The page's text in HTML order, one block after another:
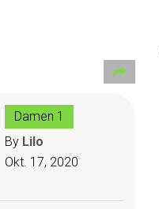
Damen 1
By Lilo
Okt. 17, 2020